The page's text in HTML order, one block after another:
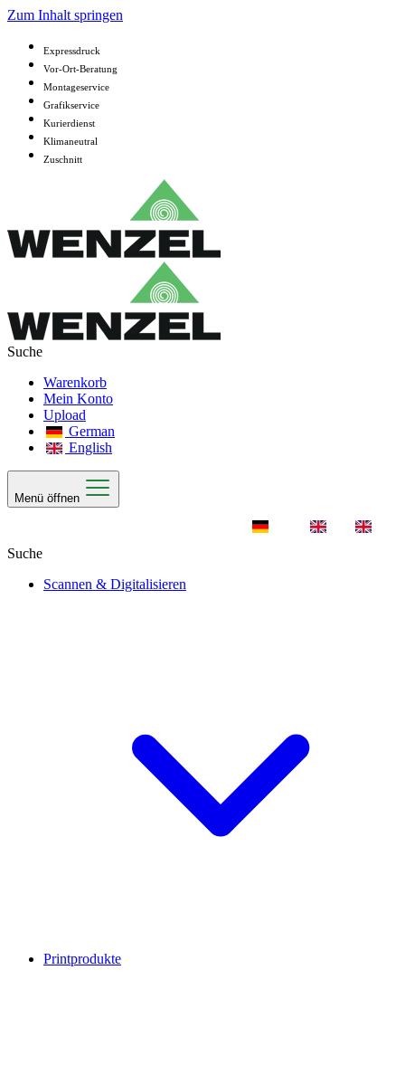
Zum Inhalt springen
Expressdruck
Vor-Ort-Beratung
Montageservice
Grafikservice
Kurierdienst
Klimaneutral
Zuschnitt
Warenkorb
Mein Konto
Upload
German
English
Menü öffnen
Scannen & Digitalisieren
Printprodukte